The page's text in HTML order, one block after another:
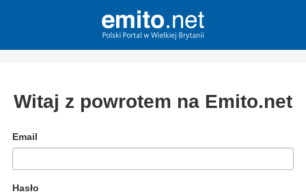
Witaj z powrotem na Emito.net
Email
Hasło